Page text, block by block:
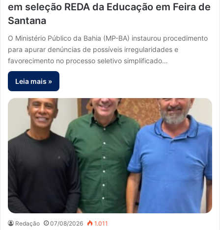
em seleção REDA da Educação em Feira de
Santana
O Ministério Público da Bahia (MP-BA) instaurou procedimento
para apurar denúncias de possíveis irregularidades e
favorecimento no processo seletivo simplificado…
Leia mais »
Redação 07/08/2026 1.011